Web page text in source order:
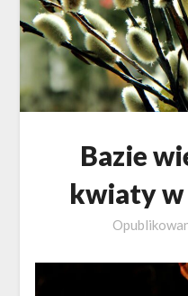
Bazie
kwiaty w